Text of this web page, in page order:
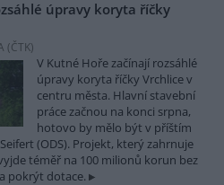
úpravy koryta říčky
(ČTK)
V Kutné Hoře začínají rozsáhlé
úpravy koryta říčky Vrchlice v
centru města. Hlavní stavební
práce začnou na konci srpna,
hotovo by mělo být v příštím
(ODS). Projekt, který zahrnuje
téměř na 100 milionů korun bez
pokrýt dotace.